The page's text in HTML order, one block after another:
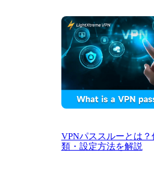
VPNパススルーとは
類・設定方法を解説